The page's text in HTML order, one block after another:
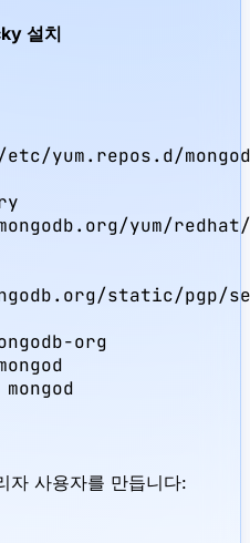
설치
yum.repos.d/
yum/
static/pgp/
org
자 사용자를 만듭니다: